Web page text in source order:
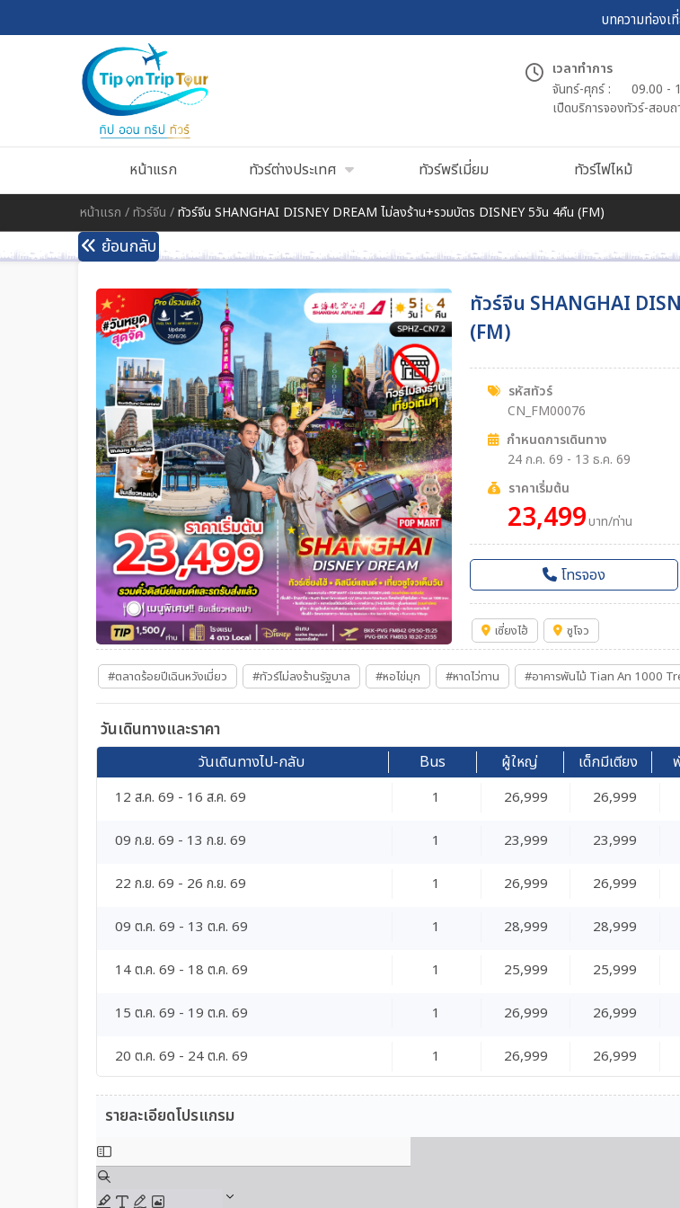
บทความท่องเ
เวลาทำการ
จันทร์-ศุกร์ :
09.00 -
เปืดบริการจองทัวร์-สอบ
หน้าแรก ทัวร์ต่างประเทศ ทัวร์พรีเมี่ยม ทัวร์ไฟไหม้
หน้าแรก /ทัวร์จีน /ทัวร์จีน SHANGHAI DISNEY DREAM ไม่ลงร้าน+รวมบัตร DISNEY 5วัน 4คืน (FM)
ย้อนกลับ
ทัวร์จีน SHANGHAI
(FM)
รหัสทัวร์
CN_FM00076
กำหนดการเดินทาง
24 ก.ค. 69 - 13 ธ.ค. 69
ราคาเริ่มต้น
23,499บาท/ท่าน
โทรจอง
เซี่ยงไฮ้ ซูโจว
#ตลาดร้อยปีเฉินหวังเมี่ยว #ทัวร์ไม่ลงร้านรัฐบาล #หอไข่มุก #หาดไว่ทาน #อาคารพันไม้ Tian An 1000
วันเดินทางและราคา
วันเดินทางไป-กลับ Bus ผู้ใหญ่ เด็กมีเตียง
12 ส.ค. 69 - 16 ส.ค. 69 1 26,999 26,999
09 ก.ย. 69 - 13 ก.ย. 69 1 23,999 23,999
22 ก.ย. 69 - 26 ก.ย. 69 1 26,999 26,999
09 ต.ค. 69 - 13 ต.ค. 69 1 28,999 28,999
14 ต.ค. 69 - 18 ต.ค. 69 1 25,999 25,999
15 ต.ค. 69 - 19 ต.ค. 69 1 26,999 26,999
20 ต.ค. 69 - 24 ต.ค. 69 1 26,999 26,999
28 ต.ค. 69 - 01 พ.ย. 69 1 25,999 25,999
1 25,999 25,999
รายละเอียดโปรแกรม